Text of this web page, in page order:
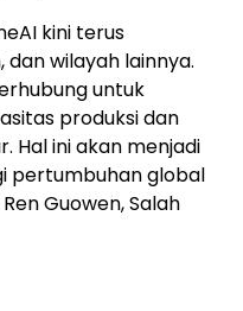
kini terus
dan wilayah lainnya.
untuk
produksi dan
Hal ini akan menjadi
pertumbuhan global
Guowen, Salah